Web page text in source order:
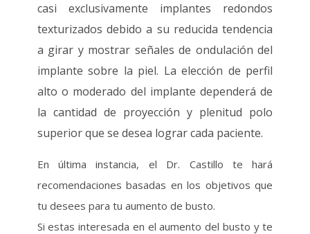
casi exclusivamente implantes redondos
texturizados debido a su reducida tendencia
a girar y mostrar señales de ondulación del
implante sobre la piel. La elección de perfil
alto o moderado del implante dependerá de
la cantidad de proyección y plenitud polo
superior que se desea lograr cada paciente.
En última instancia, el Dr. Castillo te hará
recomendaciones basadas en los objetivos que
tu desees para tu aumento de busto.
Si estas interesada en el aumento del busto y te